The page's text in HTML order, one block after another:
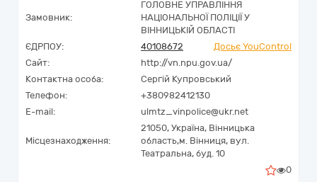
Замовник:
ГОЛОВНЕ УПРАВЛІННЯ
НАЦІОНАЛЬНОЇ ПОЛІЦІЇ У
ВІННИЦЬКІЙ ОБЛАСТІ
ЄДРПОУ:
40108672
Досьє YouControl
Сайт:
http://vn.npu.gov.ua/
Контактна особа:
Сергій Купровський
Телефон:
+380982412130
E-mail:
ulmtz_vinpolice@ukr.net
Місцезнаходження:
21050, Україна, Вінницька
область,м. Вінниця, вул.
Театральна, буд. 10
0